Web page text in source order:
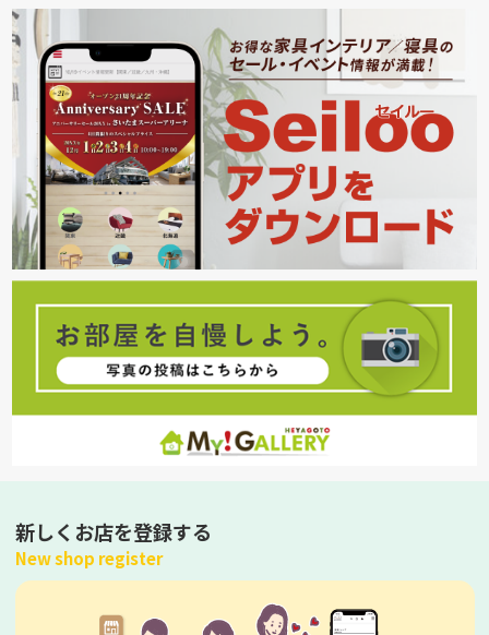
新しくお店を登録する
New shop register